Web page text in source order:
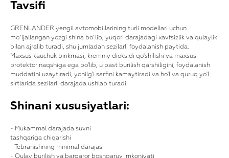
Tavsifi
GRENLANDER yengil avtomobillarining turli modellari uchun
moʻljallangan yozgi shina boʻlib, yuqori darajadagi xavfsizlik va qulaylik
bilan ajralib turadi, shu jumladan sezilarli foydalanish paytida.
Maxsus kauchuk birikmasi, kremniy dioksidi qo'shilishi va maxsus
protektor naqshiga ega bo'lib, u past burilish qarshiligini, foydalanish
muddatini uzaytiradi, yonilg'i sarfini kamaytiradi va ho'l va quruq yo'l
sirtlarida sezilarli darajada ushlab turadi
Shinani xususiyatlari:
- Mukammal darajada suvni
tashqariga chiqarishi
- Tebranishning minimal darajasi
- Qulay burilish va barqaror boshqaruv imkoniyati